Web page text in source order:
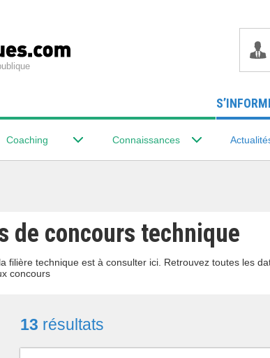
Coaching Connaissances
de concours technique
filière technique est à consulter ici. Retrouvez toutes les
concours
13 résultats